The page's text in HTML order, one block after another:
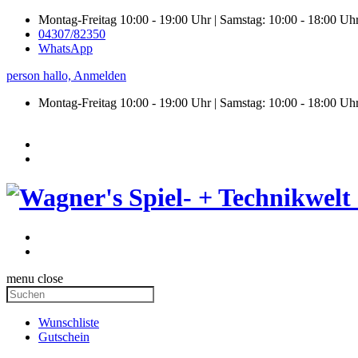
Montag-Freitag 10:00 - 19:00 Uhr | Samstag: 10:00 - 18:00
04307/82350
WhatsApp
person hallo, Anmelden
Montag-Freitag 10:00 - 19:00 Uhr | Samstag: 10:00 - 18:00
menu close
Wunschliste
Gutschein